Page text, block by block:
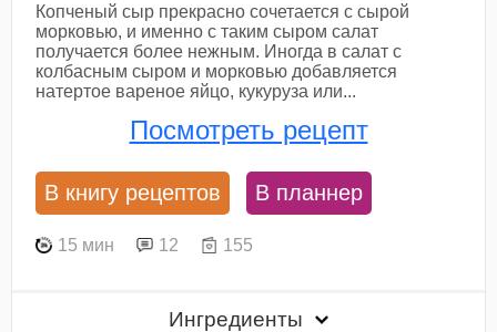
Копченый сыр прекрасно сочетается с сырой
морковью, и именно с таким сыром салат
получается более нежным. Иногда в салат с
колбасным сыром и морковью добавляется
натертое вареное яйцо, кукуруза или...
Посмотреть рецепт
В книгу рецептов В планнер
15 мин 12 155
Ингредиенты